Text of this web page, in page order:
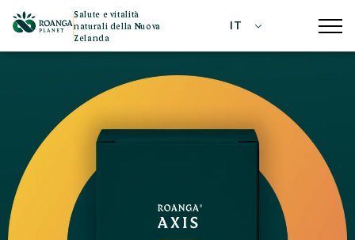
Salute e vitalità
naturali della Nuova
Zelanda
IT